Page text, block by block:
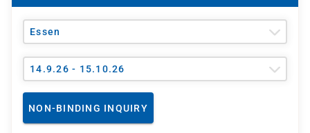
Essen
14.9.26 - 15.10.26
NON-BINDING INQUIRY